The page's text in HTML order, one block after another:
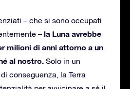
– che si sono occupati
– la Luna avrebbe
milioni di anni attorno a un
al nostro. Solo in un
conseguenza, la Terra